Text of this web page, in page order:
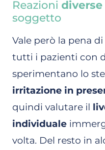
Reazioni diverse
soggetto
Vale però la pena
tutti i pazienti con
sperimentano lo
irritazione in
quindi valutare il
individuale
volta. Del resto in